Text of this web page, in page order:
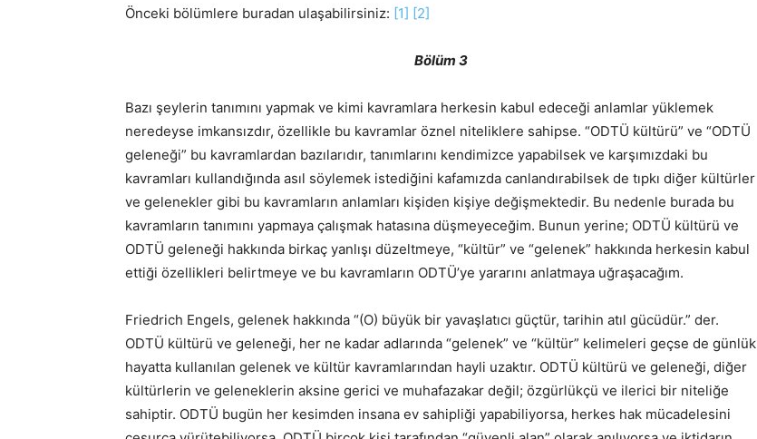
Önceki bölümlere buradan ulaşabilirsiniz: [1] [2]
Bölüm 3
Bazı şeylerin tanımını yapmak ve kimi kavramlara herkesin kabul edeceği anlamlar yüklemek
neredeyse imkansızdır, özellikle bu kavramlar öznel niteliklere sahipse. “ODTÜ kültürü” ve “ODTÜ
geleneği” bu kavramlardan bazılarıdır, tanımlarını kendimizce yapabilsek ve karşımızdaki bu
kavramları kullandığında asıl söylemek istediğini kafamızda canlandırabilsek de tıpkı diğer kültürler
ve gelenekler gibi bu kavramların anlamları kişiden kişiye değişmektedir. Bu nedenle burada bu
kavramların tanımını yapmaya çalışmak hatasına düşmeyeceğim. Bunun yerine; ODTÜ kültürü ve
ODTÜ geleneği hakkında birkaç yanlışı düzeltmeye, “kültür” ve “gelenek” hakkında herkesin kabul
ettiği özellikleri belirtmeye ve bu kavramların ODTÜ’ye yararını anlatmaya uğraşacağım.
Friedrich Engels, gelenek hakkında “(O) büyük bir yavaşlatıcı güçtür, tarihin atıl gücüdür.” der.
ODTÜ kültürü ve geleneği, her ne kadar adlarında “gelenek” ve “kültür” kelimeleri geçse de günlük
hayatta kullanılan gelenek ve kültür kavramlarından hayli uzaktır. ODTÜ kültürü ve geleneği, diğer
kültürlerin ve geleneklerin aksine gerici ve muhafazakar değil; özgürlükçü ve ilerici bir niteliğe
sahiptir. ODTÜ bugün her kesimden insana ev sahipliği yapabiliyorsa, herkes hak mücadelesini